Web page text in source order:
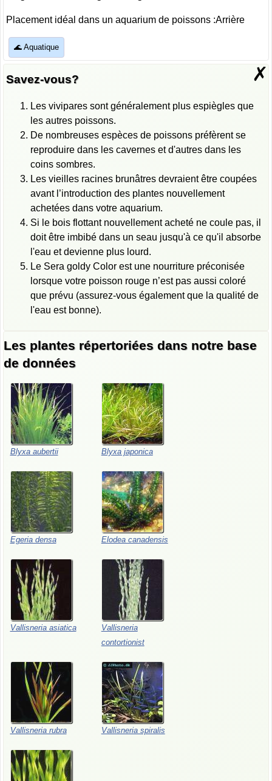
Placement idéal dans un aquarium de poissons :Arrière
🌊 Aquatique
✗
Savez-vous?
Les vivipares sont généralement plus espiègles que
les autres poissons.
De nombreuses espèces de poissons préfèrent se
reproduire dans les cavernes et d'autres dans les
coins sombres.
Les vieilles racines brunâtres devraient être coupées
avant l’introduction des plantes nouvellement
achetées dans votre aquarium.
Si le bois flottant nouvellement acheté ne coule pas, il
doit être imbibé dans un seau jusqu'à ce qu'il absorbe
l'eau et devienne plus lourd.
Le Sera goldy Color est une nourriture préconisée
lorsque votre poisson rouge n’est pas aussi coloré
que prévu (assurez-vous également que la qualité de
l'eau est bonne).
Les plantes répertoriées dans notre base
de données
Blyxa aubertii Blyxa japonica
Egeria densa Elodea canadensis
Vallisneria asiatica
Vallisneria
contortionist
Vallisneria rubra Vallisneria spiralis